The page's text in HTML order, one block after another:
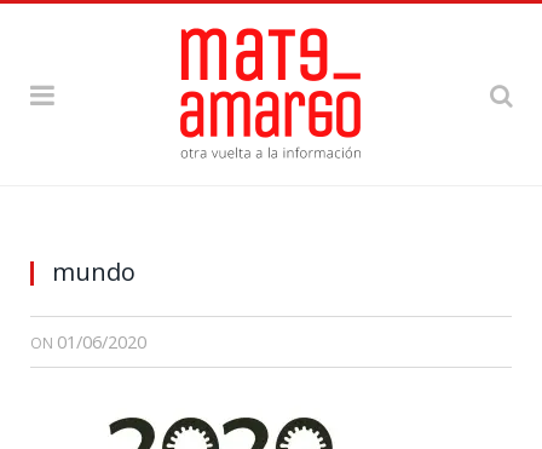
mundo
ON 01/06/2020